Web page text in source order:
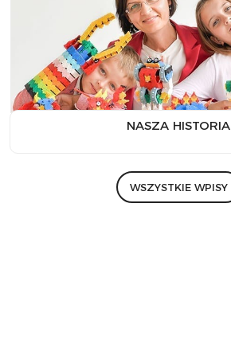
NASZA HISTORIA
WSZYSTKIE WPISY